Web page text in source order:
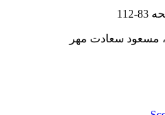
83-112
مسعود سعادت مهر